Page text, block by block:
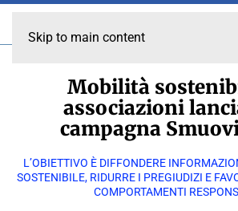
Skip to main content
Mobilità
associazioni
campagna
L’OBIETTIVO È DIFFONDERE
SOSTENIBILE, RIDURRE I PREGIUDIZI E
COMPORTAMENTI